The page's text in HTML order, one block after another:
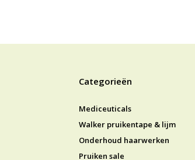
Categorieën
Mediceuticals
Walker pruikentape & lijm
Onderhoud haarwerken
Pruiken sale